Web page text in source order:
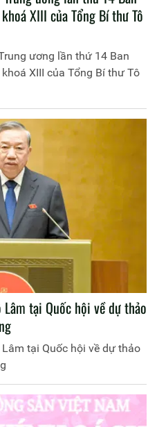
XIII của Tổng Bí thư Tô
ương lần thứ 14 Ban
XIII của Tổng Bí thư Tô
tại Quốc hội về dự thảo
tại Quốc hội về dự thảo